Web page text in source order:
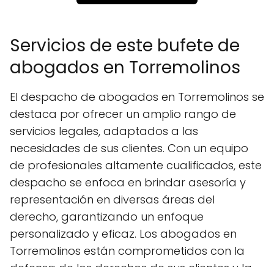
Servicios de este bufete de
abogados en Torremolinos
El despacho de abogados en Torremolinos se
destaca por ofrecer un amplio rango de
servicios legales, adaptados a las
necesidades de sus clientes. Con un equipo
de profesionales altamente cualificados, este
despacho se enfoca en brindar asesoría y
representación en diversas áreas del
derecho, garantizando un enfoque
personalizado y eficaz. Los abogados en
Torremolinos están comprometidos con la